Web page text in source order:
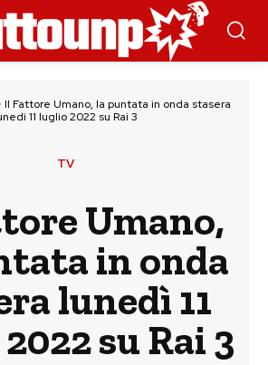
Il Fattore Umano, la puntata in onda stasera
11 luglio 2022 su Rai 3
TV
Umano,
in onda
lunedì 11
su Rai 3